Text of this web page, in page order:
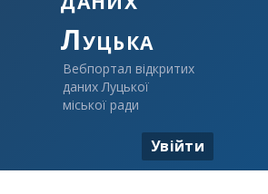
Луцька
Вебпортал відкритих
даних Луцької
міської ради
Увійти